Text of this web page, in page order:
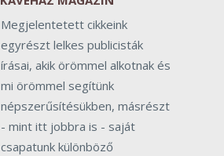
Megjelentetett cikkeink
egyrészt lelkes publicisták
írásai, akik örömmel alkotnak és
mi örömmel segítünk
népszerűsítésükben, másrészt
- mint itt jobbra is - saját
csapatunk különböző